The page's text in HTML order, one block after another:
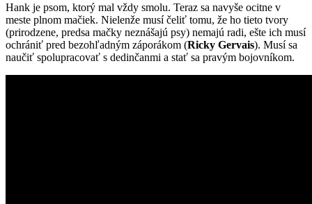
Hank je psom, ktorý mal vždy smolu. Teraz sa navyše ocitne v
meste plnom mačiek. Nielenže musí čeliť tomu, že ho tieto tvory
(prirodzene, predsa mačky neznášajú psy) nemajú radi, ešte ich musí
ochrániť pred bezohľadným záporákom (Ricky Gervais). Musí sa
naučiť spolupracovať s dedinčanmi a stať sa pravým bojovníkom.